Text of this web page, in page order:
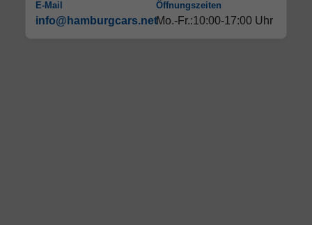
E-Mail
info@hamburgcars.net
Öffnungszeiten
Mo.-Fr.:10:00-17:00 Uhr